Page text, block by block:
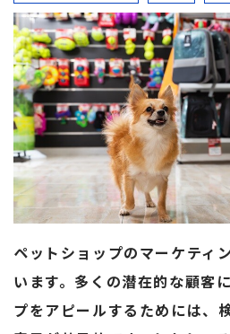
ペットショップのマーケティ
います。多くの潜在的な顧客
プをアピールするためには、